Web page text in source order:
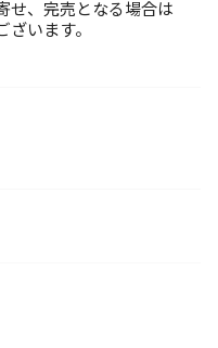
せ、完売となる場合は
います。